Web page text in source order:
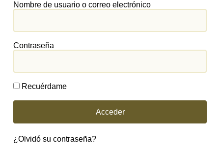
Nombre de usuario o correo electrónico
Contraseña
Recuérdame
Acceder
¿Olvidó su contraseña?